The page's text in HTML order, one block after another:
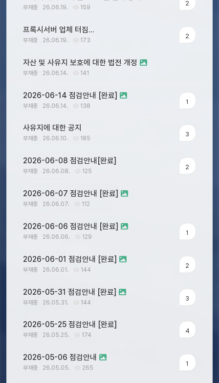
부재중 26.06.19. 159
2
프록시서버 업체 터짐...
부재중 26.06.19. 173
2
자산 및 사유지 보호에 대한 법전 개정
부재중 26.06.14. 141
2026-06-14 점검안내 [완료]
부재중 26.06.14. 138
1
사유지에 대한 공지
부재중 26.06.10. 185
3
2026-06-08 점검안내[완료]
부재중 26.06.08. 125
2
2026-06-07 점검안내 [완료]
부재중 26.06.07. 112
2026-06-06 점검안내 [완료]
부재중 26.06.06. 129
1
2026-06-01 점검안내 [완료]
부재중 26.06.01. 144
2
2026-05-31 점검안내 [완료]
부재중 26.05.31. 144
3
2026-05-25 점검안내 [완료]
부재중 26.05.25. 174
4
2026-05-06 점검안내
부재중 26.05.05. 265
1